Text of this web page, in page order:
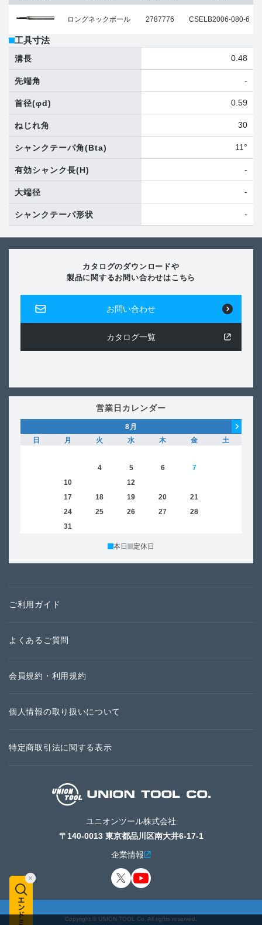
ロングネックボール 2787776 CSELB2006-080-6
工具寸法
溝長 0.48
先端角 -
首径(φd) 0.59
ねじれ角 30
シャンクテーパ角(Bta) 11°
有効シャンク長(H) -
大端径 -
シャンクテーパ形状 -
カタログのダウンロードや
製品に関するお問い合わせはこちら
お問い合わせ
カタログ一覧
営業日カレンダー
8 月
日
月 火 水 木 金
土
4 5 6 7
10 12
17 18 19 20 21
24 25 26 27 28
31
本日 定休日
ご利用ガイド
よくあるご質問
会員規約・利用規約
個人情報の取り扱いについて
特定商取引法に関する表示
ユニオンツール株式会社
〒140-0013 東京都品川区南大井6-17-1
企業情報
Copyright © UNION TOOL Co. All rights reserved.